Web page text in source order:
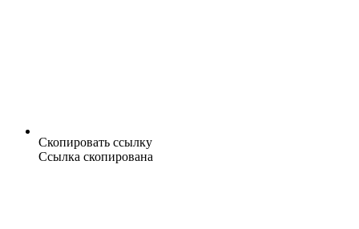
Скопировать ссылку
Ссылка скопирована